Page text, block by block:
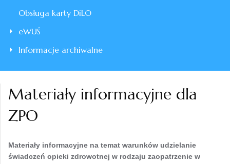
Obsługa karty DiLO
eWUŚ
Informacje archiwalne
Materiały informacyjne dla
ZPO
Materiały informacyjne na temat warunków udzielanie
świadczeń opieki zdrowotnej w rodzaju zaopatrzenie w